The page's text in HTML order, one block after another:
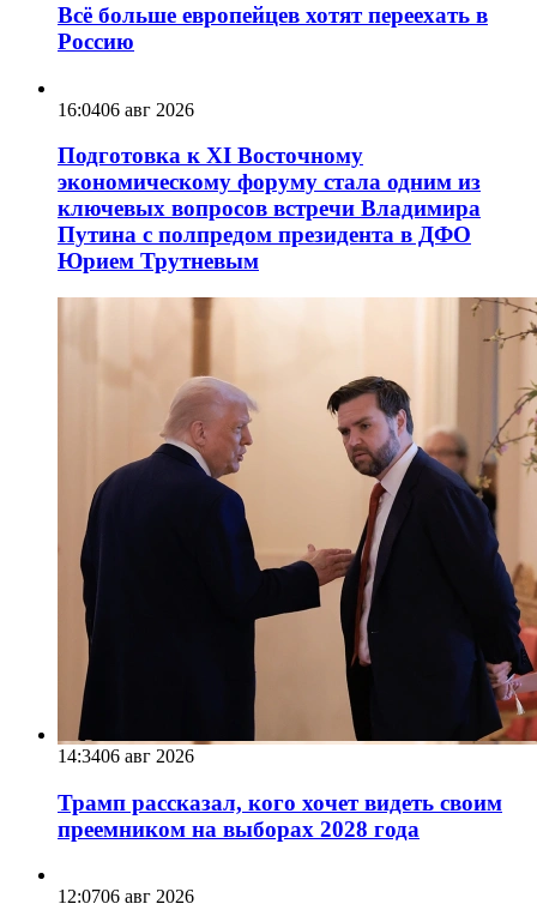
Всё больше европейцев хотят переехать в
Россию
16:0406 авг 2026
Подготовка к XI Восточному
экономическому форуму стала одним из
ключевых вопросов встречи Владимира
Путина с полпредом президента в ДФО
Юрием Трутневым
14:3406 авг 2026
Трамп рассказал, кого хочет видеть своим
преемником на выборах 2028 года
12:0706 авг 2026